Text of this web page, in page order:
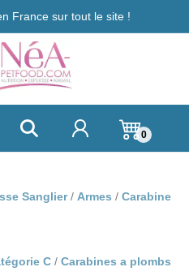
France sur tout le site !
0
Sanglier Armes Carabine
C Carabines a plombs